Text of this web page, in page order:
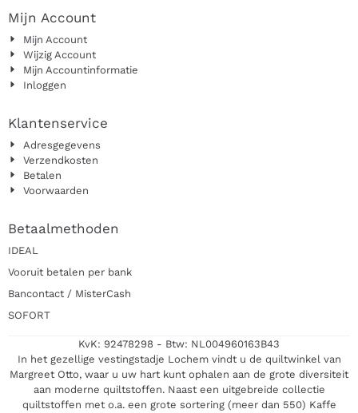
Mijn Account
Mijn Account
Wijzig Account
Mijn Accountinformatie
Inloggen
Klantenservice
Adresgegevens
Verzendkosten
Betalen
Voorwaarden
Betaalmethoden
IDEAL
Vooruit betalen per bank
Bancontact / MisterCash
SOFORT
KvK: 92478298 - Btw: NL004960163B43
In het gezellige vestingstadje Lochem vindt u de quiltwinkel van
Margreet Otto, waar u uw hart kunt ophalen aan de grote diversiteit
aan moderne quiltstoffen. Naast een uitgebreide collectie
quiltstoffen met o.a. een grote sortering (meer dan 550) Kaffe